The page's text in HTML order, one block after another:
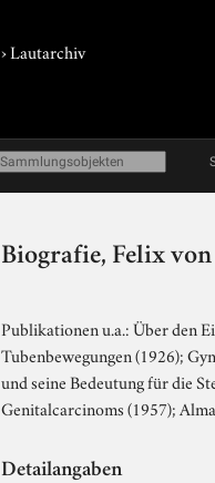
›Lautarchiv
Biografie, Felix
Publikationen u.a.: Über den
Tubenbewegungen (1926);
und seine Bedeutung für die
Genitalcarcinoms (1957);
Detailangaben